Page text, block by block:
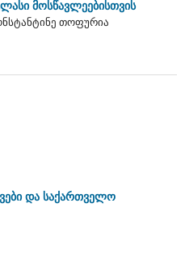
მოსწავლეებისთვის
თოფურია
და საქართველო